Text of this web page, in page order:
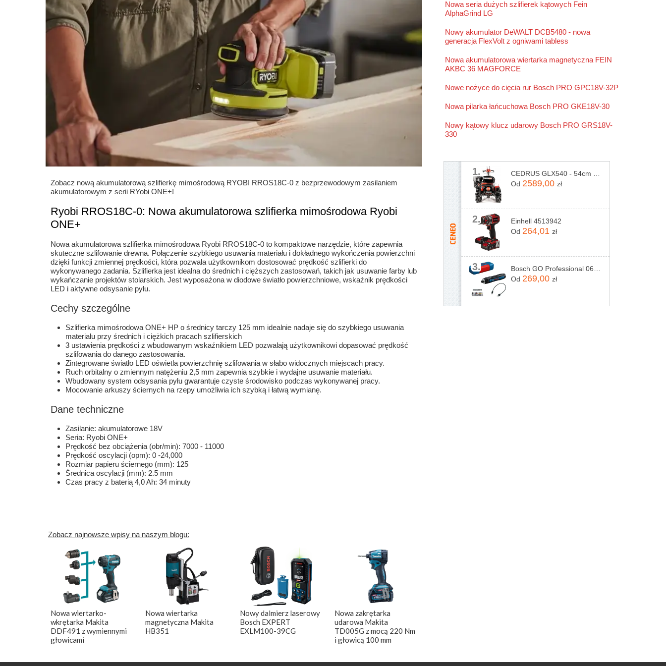
Stanley
Zobacz nową akumulatorową szlifierkę mimośrodową RYOBI RROS18C-0 z bezprzewodowym zasilaniem
akumulatorowym z serii RYobi ONE+!
Ryobi RROS18C-0: Nowa akumulatorowa szlifierka mimośrodowa Ryobi
ONE+
Nowa akumulatorowa szlifierka mimośrodowa Ryobi RROS18C-0 to kompaktowe narzędzie, które zapewnia
skuteczne szlifowanie drewna. Połączenie szybkiego usuwania materiału i dokładnego wykończenia powierzchni
dzięki funkcji zmiennej prędkości, która pozwala użytkownikom dostosować prędkość szlifierki do
wykonywanego zadania. Szlifierka jest idealna do średnich i cięższych zastosowań, takich jak usuwanie farby lub
wykańczanie projektów stolarskich. Jest wyposażona w diodowe światło powierzchniowe, wskaźnik prędkości
LED i aktywne odsysanie pyłu.
Cechy szczególne
Szlifierka mimośrodowa ONE+ HP o średnicy tarczy 125 mm idealnie nadaje się do szybkiego usuwania
materiału przy średnich i ciężkich pracach szlifierskich
3 ustawienia prędkości z wbudowanym wskaźnikiem LED pozwalają użytkownikowi dopasować prędkość
szlifowania do danego zastosowania.
Zintegrowane światło LED oświetla powierzchnię szlifowania w słabo widocznych miejscach pracy.
Ruch orbitalny o zmiennym natężeniu 2,5 mm zapewnia szybkie i wydajne usuwanie materiału.
Wbudowany system odsysania pyłu gwarantuje czyste środowisko podczas wykonywanej pracy.
Mocowanie arkuszy ściernych na rzepy umożliwia ich szybką i łatwą wymianę.
Dane techniczne
Zasilanie: akumulatorowe 18V
Seria: Ryobi ONE+
Prędkość bez obciążenia (obr/min): 7000 - 11000
Prędkość oscylacji (opm): 0 -24,000
Rozmiar papieru ściernego (mm): 125
Średnica oscylacji (mm): 2.5 mm
Czas pracy z baterią 4,0 Ah: 34 minuty
Zobacz najnowsze wpisy na naszym blogu:
Nowa wiertarko-
wkrętarka Makita
DDF491 z wymiennymi
głowicami
Nowa wiertarka
magnetyczna Makita
HB351
Nowy dalmierz laserowy
Bosch EXPERT
EXLM100-39CG
Nowa zakrętarka
udarowa Makita
TD005G z mocą 220 Nm
i głowicą 100 mm
1.
Od 2589,00 zł
2.
Einhell 4513942
Od 264,01 zł
3.
Od 269,00 zł
Nowa seria dużych szlifierek kątowych Fein
AlphaGrind LG
Nowy akumulator DeWALT DCB5480 - nowa
generacja FlexVolt z ogniwami tabless
Nowa akumulatorowa wiertarka magnetyczna FEIN
AKBC 36 MAGFORCE
Nowe nożyce do cięcia rur Bosch PRO GPC18V-32P
Nowa pilarka łańcuchowa Bosch PRO GKE18V-30
Nowy kątowy klucz udarowy Bosch PRO GRS18V-
330